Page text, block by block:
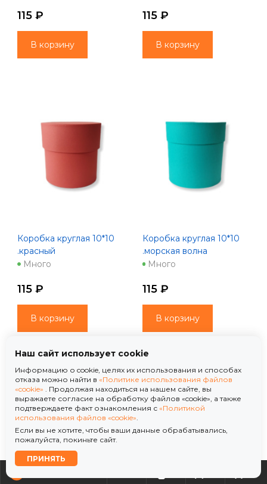
115 ₽
В корзину
115 ₽
В корзину
Коробка круглая 10*10
.красный
Много
115 ₽
В корзину
Коробка круглая 10*10
.морская волна
Много
115 ₽
В корзину
Наш сайт использует cookie
Информацию о cookie, целях их использования и способах
отказа можно найти в «Политике использования файлов
«cookie» . Продолжая находиться на нашем сайте, вы
выражаете согласие на обработку файлов «cookie», а также
подтверждаете факт ознакомления с «Политикой
использования файлов «cookie».
Если вы не хотите, чтобы ваши данные обрабатывались,
пожалуйста, покиньте сайт.
ПРИНЯТЬ